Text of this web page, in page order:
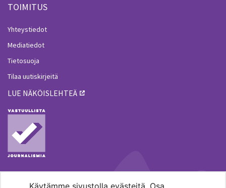
Käytämme sivustolla evästeitä. Osa
TOIMITUS
Yhteystiedot
Mediatiedot
Tietosuoja
Tilaa uutiskirjeitä
LUE NÄKÖISLEHTEÄ